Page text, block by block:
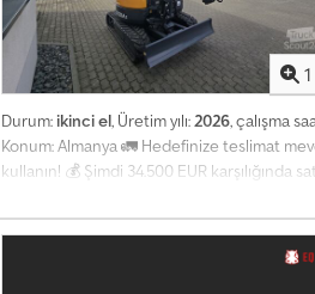
1
Durum: ikinci el, Üretim yılı:2026, çalışma
Konum: Almanya 🚛 Hedefinize teslimat
kullanın! 💰 Şimdi 34.500 EUR
seçeneği mevcuttur (onaya tabidir)* 👷‍♂️
0 eksiklik ℹ️ 0 gider ⚠️ 📌 Müfettişin Yorumu:
misiniz? İpucu: Daha fazla ayrıntı ararken
Djdpfx Aezrn Dfebveck 💡 Bu makine ve